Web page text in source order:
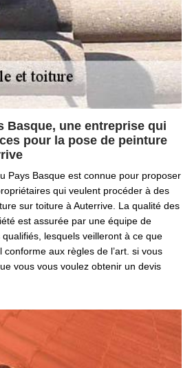
Basque, une entreprise qui
pour la pose de peinture
Pays Basque est connue pour proposer
qui veulent procéder à des
sur toiture à Auterrive. La qualité des
est assurée par une équipe de
lesquels veilleront à ce que
conforme aux règles de l’art. si vous
vous vous voulez obtenir un devis